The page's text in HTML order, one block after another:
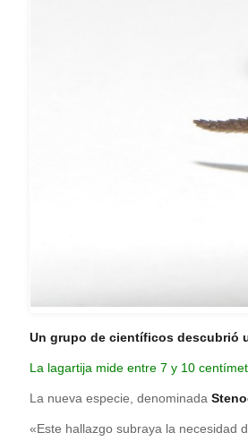
Un grupo de científicos descubrió
L a lagartija mide entre 7 y 10
La nueva especie, denominada
«Este hallazgo subraya la necesidad